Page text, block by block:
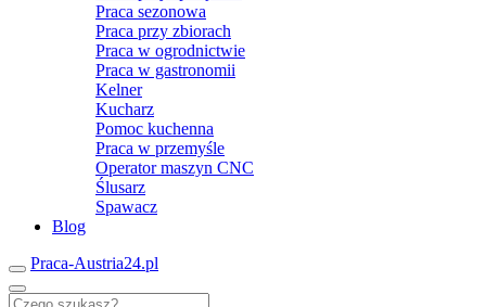
Praca sezonowa
Praca przy zbiorach
Praca w ogrodnictwie
Praca w gastronomii
Kelner
Kucharz
Pomoc kuchenna
Praca w przemyśle
Operator maszyn CNC
Ślusarz
Spawacz
Blog
Praca-Austria24.pl